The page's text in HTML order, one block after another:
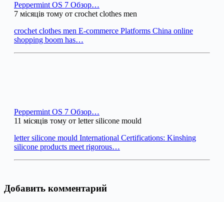
Peppermint OS 7 Обзор…
7 місяців тому от crochet clothes men
crochet clothes men E-commerce Platforms China online
shopping boom has…
Peppermint OS 7 Обзор…
11 місяців тому от letter silicone mould
letter silicone mould International Certifications: Kinshing
silicone products meet rigorous…
Добавить комментарий